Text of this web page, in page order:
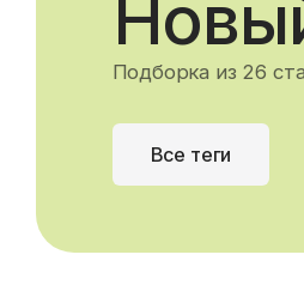
Подборка из 26
Все теги